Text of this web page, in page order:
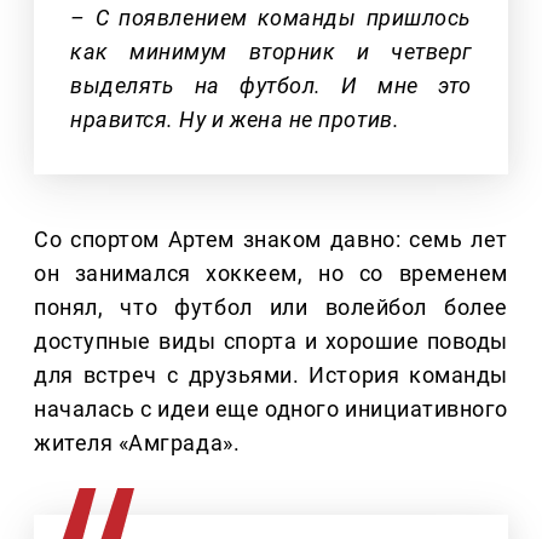
– С появлением команды пришлось
как минимум вторник и четверг
выделять на футбол. И мне это
нравится. Ну и жена не против.
Со спортом Артем знаком давно: семь лет
он занимался хоккеем, но со временем
понял, что футбол или волейбол более
доступные виды спорта и хорошие поводы
для встреч с друзьями. История команды
началась с идеи еще одного инициативного
жителя «Амграда».